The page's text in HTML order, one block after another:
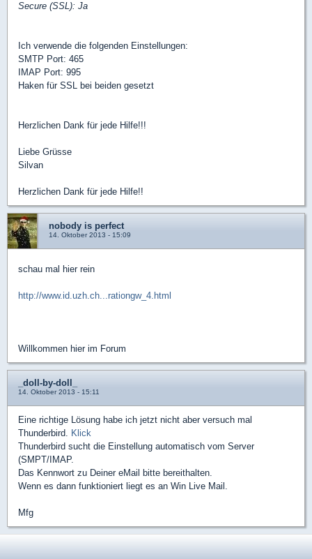
Secure (SSL): Ja
Ich verwende die folgenden Einstellungen:
SMTP Port: 465
IMAP Port: 995
Haken für SSL bei beiden gesetzt
Herzlichen Dank für jede Hilfe!!!
Liebe Grüsse
Silvan
Herzlichen Dank für jede Hilfe!!
nobody is perfect
14. Oktober 2013 - 15:09
schau mal hier rein
http://www.id.uzh.ch...rationgw_4.html
Willkommen hier im Forum
_doll-by-doll_
14. Oktober 2013 - 15:11
Eine richtige Lösung habe ich jetzt nicht aber versuch mal
Thunderbird. Klick
Thunderbird sucht die Einstellung automatisch vom Server
(SMPT/IMAP.
Das Kennwort zu Deiner eMail bitte bereithalten.
Wenn es dann funktioniert liegt es an Win Live Mail.
Mfg